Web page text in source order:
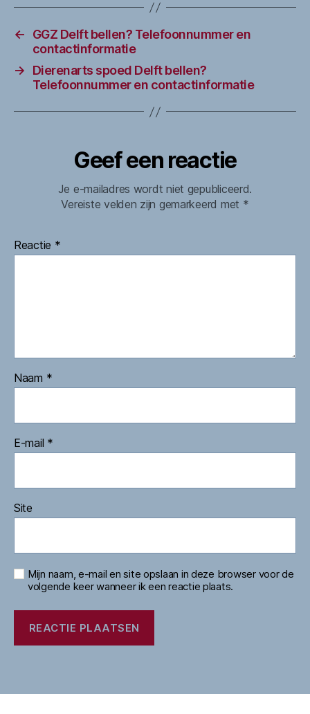
←
GGZ Delft bellen? Telefoonnummer en
contactinformatie
→
Dierenarts spoed Delft bellen?
Telefoonnummer en contactinformatie
Geef een reactie
Je e-mailadres wordt niet gepubliceerd.
Vereiste velden zijn gemarkeerd met *
Reactie *
Naam *
E-mail *
Site
Mijn naam, e-mail en site opslaan in deze browser voor de
volgende keer wanneer ik een reactie plaats.